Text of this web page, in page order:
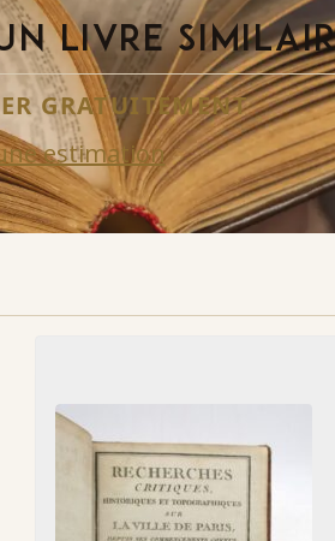
LIVRE
GRATUITEMENT
estimation